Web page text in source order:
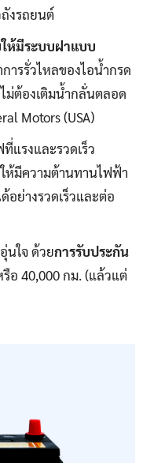
งรถยนต์
ห้มีระบบฝาแบบ
รรั่วไหลของไอน้ำกรด
ม่ต้องเติมน้ำกลั่นตลอด
Motors (USA)
แรงและรวดเร็ว
ห้มีความต้านทานไฟฟ้า
อย่างรวดเร็วและต่อ
นใจ ด้วยการรับประกัน
อ 40,000 กม. (แล้วแต่